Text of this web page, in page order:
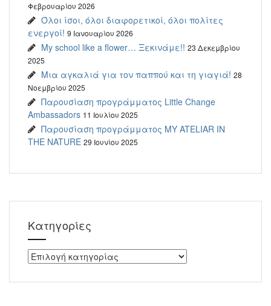
Φεβρουαρίου 2026
Όλοι ίσοι, όλοι διαφορετικοί, όλοι πολίτες
ενεργοί! 9 Ιανουαρίου 2026
My school like a flower… Ξεκινάμε!! 23 Δεκεμβρίου
2025
Μια αγκαλιά για τον παππού και τη γιαγιά! 28
Νοεμβρίου 2025
Παρουσίαση προγράμματος Little Change
Ambassadors 11 Ιουλίου 2025
Παρουσίαση προγράμματος MY ATELIAR IN
THE NATURE 29 Ιουνίου 2025
Kατηγορίες
Kατηγορίες